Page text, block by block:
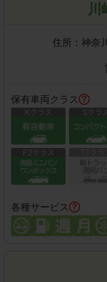
住所： 神奈
保有車両クラス
各種サービス